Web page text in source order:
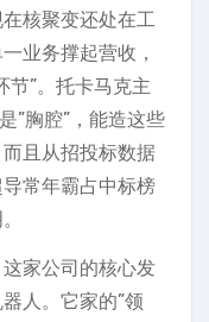
核聚变还处在工
业务撑起营收，
节”。托卡马克主
”胸腔”，能造这些
且从招投标数据
常年霸占中标榜
家公司的核心发
人。它家的”领